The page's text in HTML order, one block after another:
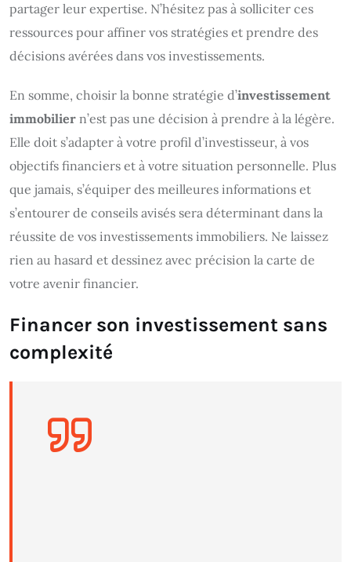
partager leur expertise. N’hésitez pas à solliciter ces
ressources pour affiner vos stratégies et prendre des
décisions avérées dans vos investissements.
En somme, choisir la bonne stratégie d’investissement
immobilier n’est pas une décision à prendre à la légère.
Elle doit s’adapter à votre profil d’investisseur, à vos
objectifs financiers et à votre situation personnelle. Plus
que jamais, s’équiper des meilleures informations et
s’entourer de conseils avisés sera déterminant dans la
réussite de vos investissements immobiliers. Ne laissez
rien au hasard et dessinez avec précision la carte de
votre avenir financier.
Financer son investissement sans
complexité